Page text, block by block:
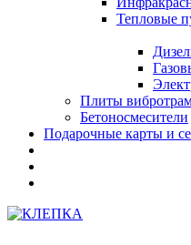
Тепловые
Плиты
Бетоносмесители
Подарочные карты и